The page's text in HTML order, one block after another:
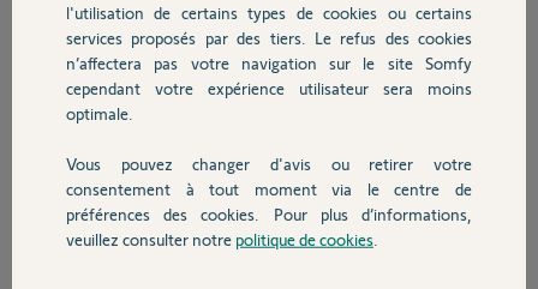
Autres produits
Devis avec un pro
Contact
ce que les kits de remplacement
sont bien compatibles avec ce types de matériel (je le reçois fin de
semaine)?
Merci par avance
l'utilisation de certains types de cookies ou certains
services proposés par des tiers. Le refus des cookies
n’affectera pas votre navigation sur le site Somfy
cependant votre expérience utilisateur sera moins
optimale.
Vous pouvez changer d'avis ou retirer votre
consentement à tout moment via le centre de
préférences des cookies. Pour plus d’informations,
veuillez consulter notre politique de cookies